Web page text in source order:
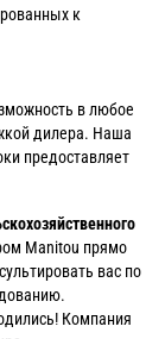
к
в любое
дилера. Наша
предоставляет
Manitou прямо
вас по
Компания